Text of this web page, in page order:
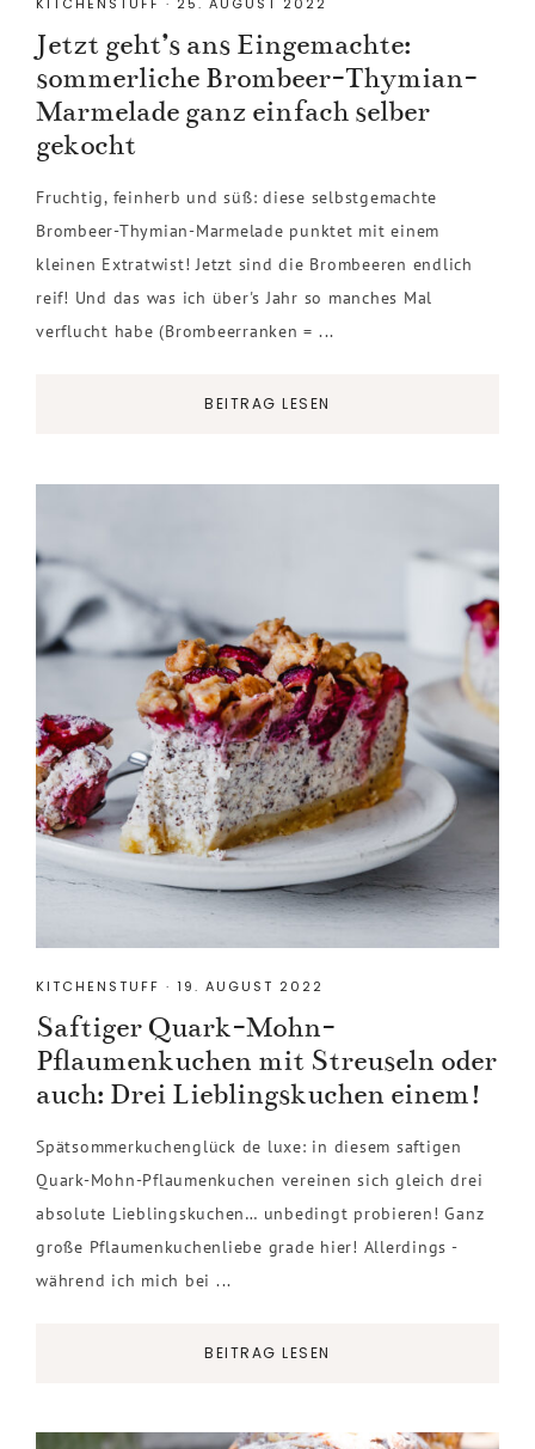
KITCHENSTUFF · 25. AUGUST 2022
Jetzt geht’s ans Eingemachte:
sommerliche Brombeer-Thymian-
Marmelade ganz einfach selber
gekocht
Fruchtig, feinherb und süß: diese selbstgemachte
Brombeer-Thymian-Marmelade punktet mit einem
kleinen Extratwist! Jetzt sind die Brombeeren endlich
reif! Und das was ich über's Jahr so manches Mal
verflucht habe (Brombeerranken = ...
BEITRAG LESEN
KITCHENSTUFF · 19. AUGUST 2022
Saftiger Quark-Mohn-
Pflaumenkuchen mit Streuseln oder
auch: Drei Lieblingskuchen einem!
Spätsommerkuchenglück de luxe: in diesem saftigen
Quark-Mohn-Pflaumenkuchen vereinen sich gleich drei
absolute Lieblingskuchen… unbedingt probieren! Ganz
große Pflaumenkuchenliebe grade hier! Allerdings -
während ich mich bei ...
BEITRAG LESEN